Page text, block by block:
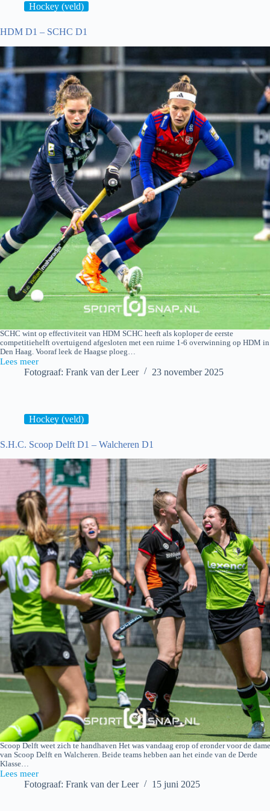
Hockey (veld)
HDM D1 – SCHC D1
SCHC wint op effectiviteit van HDM SCHC heeft als koploper de eerste
competitiehelft overtuigend afgesloten met een ruime 1-6 overwinning op HDM in
Den Haag. Vooraf leek de Haagse ploeg…
Lees meer
HDM
Fotograaf: Frank van der Leer 23 november 2025
Hockey (veld)
S.H.C. Scoop Delft D1 – Walcheren D1
Scoop Delft weet zich te handhaven Het was vandaag erop of eronder voor de
van Scoop Delft en Walcheren. Beide teams hebben aan het einde van de Derde
Klasse…
Lees meer
S.H.C.
Fotograaf: Frank van der Leer 15 juni 2025